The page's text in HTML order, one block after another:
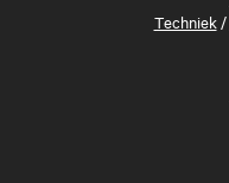
Techniek/